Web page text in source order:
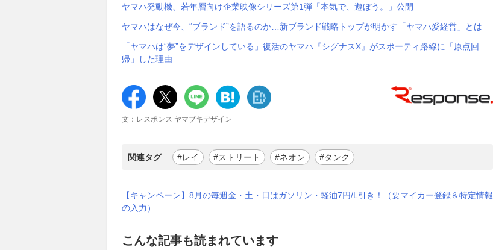
ヤマハ発動機、若年層向け企業映像シリーズ第1弾「本気で、遊ぼう。」公開
ヤマハはなぜ今、“ブランド”を語るのか…新ブランド戦略トップが明かす「ヤマハ愛経営」とは
「ヤマハは“夢”をデザインしている」復活のヤマハ『シグナスX』がスポーティ路線に「原点回
帰」した理由
文：レスポンス ヤマブキデザイン
関連タグ #レイ #ストリート #ネオン #タンク
【キャンペーン】8月の毎週金・土・日はガソリン・軽油7円/L引き！（要マイカー登録＆特定情報
の入力）
こんな記事も読まれています